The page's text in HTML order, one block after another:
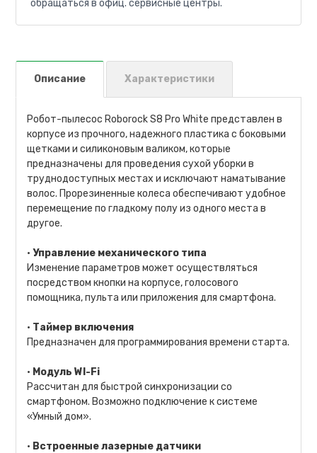
обращаться в офиц. сервисные центры.
Описание Характеристики
Робот-пылесос Roborock S8 Pro White представлен в
корпусе из прочного, надежного пластика с боковыми
щетками и силиконовым валиком, которые
предназначены для проведения сухой уборки в
труднодоступных местах и исключают наматывание
волос. Прорезиненные колеса обеспечивают удобное
перемещение по гладкому полу из одного места в
другое.
•Управление механического типа
Изменение параметров может осуществляться
посредством кнопки на корпусе, голосового
помощника, пульта или приложения для смартфона.
• Таймер включения
Предназначен для программирования времени старта.
• Модуль WI-Fi
Рассчитан для быстрой синхронизации со
смартфоном. Возможно подключение к системе
«Умный дом».
• Встроенные лазерные датчики